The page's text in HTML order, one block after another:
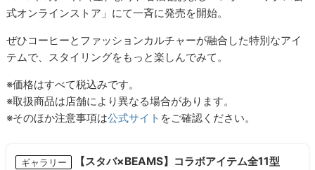
式オンラインストア」にて一斉に発売を開始。
ぜひコーヒーとファッションカルチャーが融合した特別なアイ
テムで、スタイリングをもっと楽しんでみて。
※価格はすべて税込みです。
※取扱商品は店舗により異なる場合があります。
※そのほか注意事項は公式サイト をご確認ください。
ギャラリー
【スタバ×BEAMS】コラボアイテム全11型